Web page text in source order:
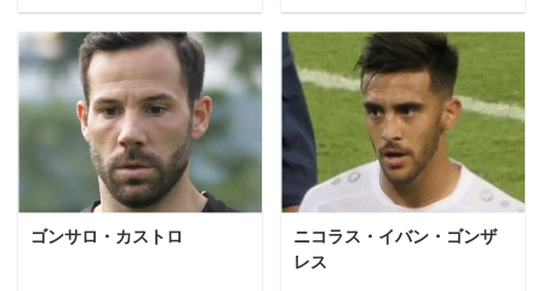
ゴンサロ・カストロ
ニコラス・イバン・ゴンザ
レス